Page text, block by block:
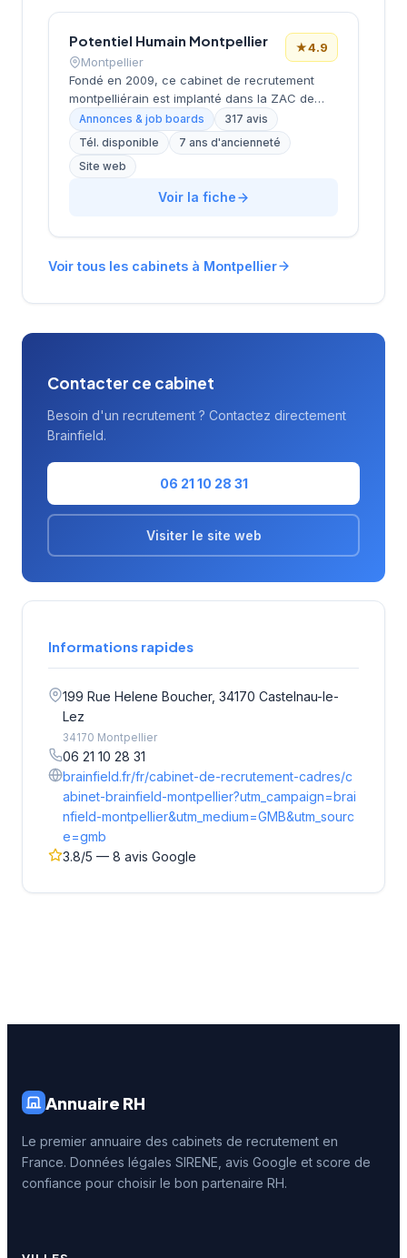
Potentiel Humain Montpellier
Montpellier
★4.9
Fondé en 2009, ce cabinet de recrutement
montpelliérain est implanté dans la ZAC de
Tournezy II, dans le secteur dynamique de
Montpellier. La structure accompagne les
entreprises dans leurs recrutements avec une
approche personnalisée et développe
également des solutions de formation
professionnelle. Avec plus de 15 ans
clientèle, comme en témoigne sa note Google
Annonces & job boards
317 avis
Tél. disponible
7 ans d'ancienneté
Site web
Voir la fiche
Voir tous les cabinets à Montpellier
Contacter ce cabinet
Besoin d'un recrutement ? Contactez directement
Brainfield.
06 21 10 28 31
Visiter le site web
Informations rapides
199 Rue Helene Boucher, 34170 Castelnau-le-
Lez
34170 Montpellier
06 21 10 28 31
brainfield.fr/fr/cabinet-de-recrutement-cadres/c
abinet-brainfield-montpellier?utm_campaign=brai
nfield-montpellier&utm_medium=GMB&utm_sourc
e=gmb
3.8/5 — 8 avis Google
Annuaire RH
Le premier annuaire des cabinets de recrutement en
France. Données légales SIRENE, avis Google et score de
confiance pour choisir le bon partenaire RH.